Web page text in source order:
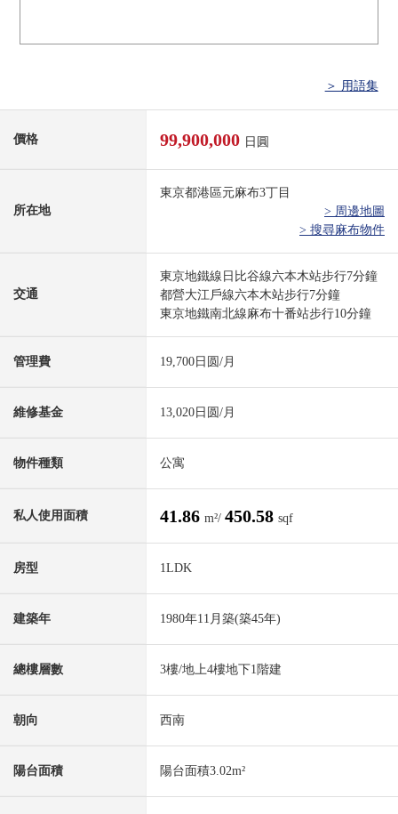
＞ 用語集
價格 99,900,000 日圓
所在地
東京都港區元麻布3丁目
> 周邊地圖
> 搜尋麻布物件
交通
東京地鐵線日比谷線六本木站步行7分鐘
都營大江戶線六本木站步行7分鐘
東京地鐵南北線麻布十番站步行10分鐘
管理費 19,700日圆/月
維修基金 13,020日圆/月
物件種類 公寓
私人使用面積 41.86 m²/ 450.58 sqf
房型 1LDK
建築年 1980年11月築(築45年)
總樓層數 3樓/地上4樓地下1階建
朝向 西南
陽台面積 陽台面積3.02m²